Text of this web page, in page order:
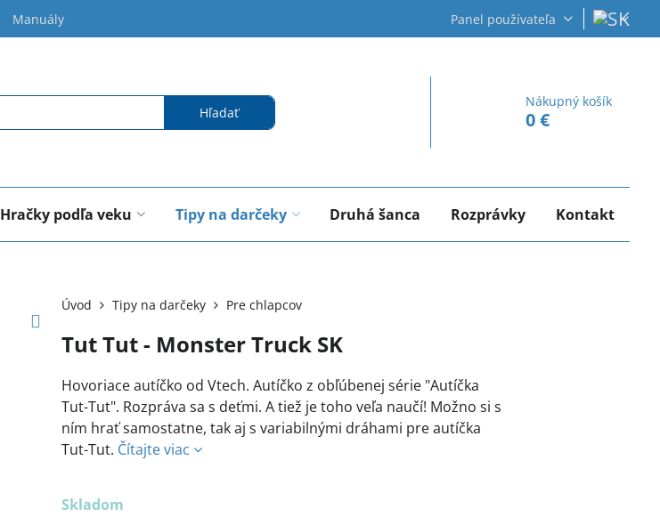
Manuály Panel používateľa
Hľadať
Nákupný košík
0 €
Hračky podľa veku Tipy na darčeky Druhá šanca Rozprávky Kontakt
Úvod Tipy na darčeky Pre chlapcov
Tut Tut - Monster Truck SK
Hovoriace autíčko od Vtech. Autíčko z obľúbenej série "Autíčka
Tut-Tut". Rozpráva sa s deťmi. A tiež je toho veľa naučí! Možno si s
ním hrať samostatne, tak aj s variabilnými dráhami pre autíčka
Tut-Tut. Čítajte viac
Skladom